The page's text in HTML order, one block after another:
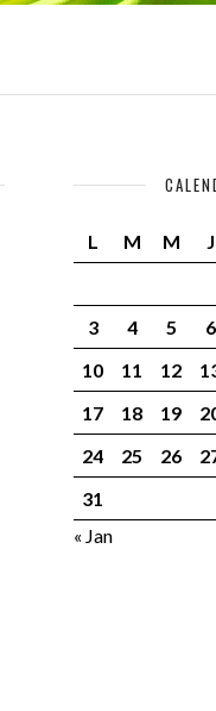
L M M J
3
4 5 6
10
11 12
17
18 19
24
25 26
31
« Jan